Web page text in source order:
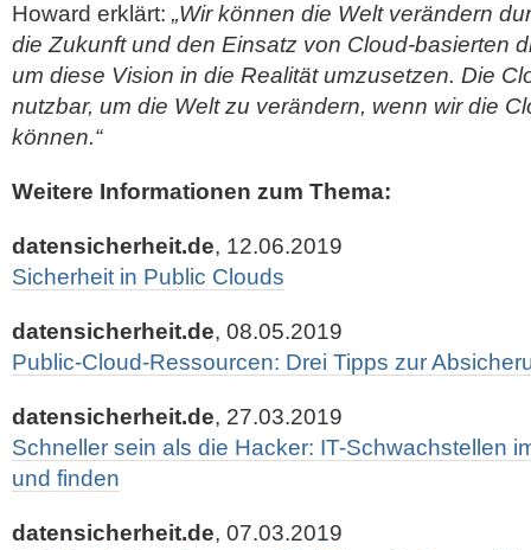
Howard erklärt: „Wir können die Welt verändern
die Zukunft und den Einsatz von Cloud-basierten
um diese Vision in die Realität umzusetzen. Die
nutzbar, um die Welt zu verändern, wenn wir die
können.“
Weitere Informationen zum Thema:
datensicherheit.de, 12.06.2019
Sicherheit in Public Clouds
datensicherheit.de, 08.05.2019
Public-Cloud-Ressourcen: Drei Tipps zur
datensicherheit.de, 27.03.2019
Schneller sein als die Hacker: IT-Schwachstellen
und finden
datensicherheit.de, 07.03.2019